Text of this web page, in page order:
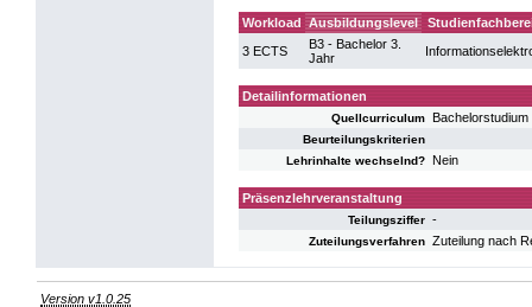
Workload Ausbildungslevel
3 ECTS
B3 - Bachelor 3.
Jahr
Detailinformationen
Quellcurriculum
Beurteilungskriterien
Lehrinhalte wechselnd? Nein
Präsenzlehrveranstaltung
Teilungsziffer -
Zuteilungsverfahren Zuteilung nach
Version v1.0.25